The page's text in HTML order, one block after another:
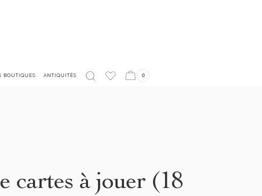
BOUTIQUES ANTIQUITÉS 0
cartes à jouer (18